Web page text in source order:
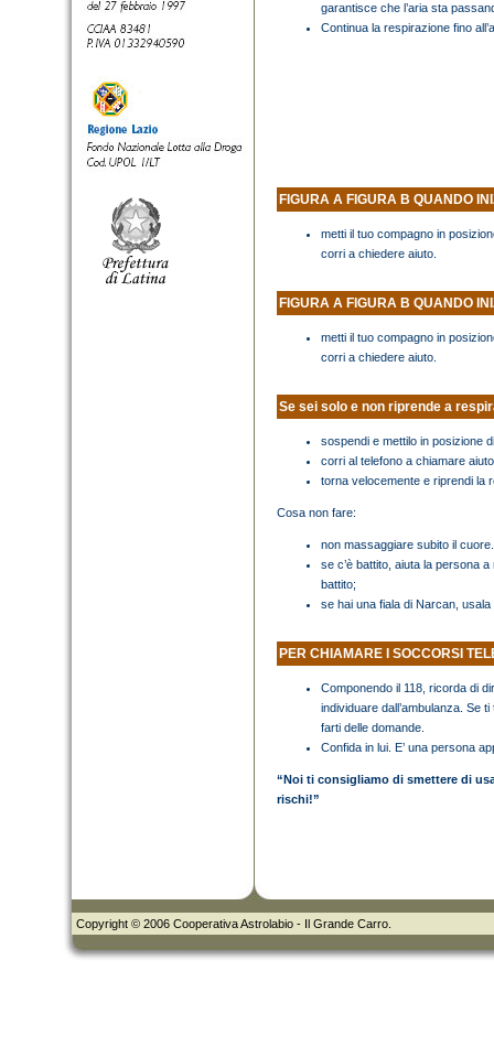
garantisce che l’aria sta
Continua la respirazione fino
FIGURA A FIGURA B QUANDO
metti il tuo compagno in
corri a chiedere aiuto.
FIGURA A FIGURA B QUANDO
metti il tuo compagno in
corri a chiedere aiuto.
Se sei solo e non riprende a
sospendi e mettilo in posizione
corri al telefono a chiamare
torna velocemente e riprendi la
Cosa non fare:
non massaggiare subito il
se c’è battito, aiuta la persona
battito;
se hai una fiala di Narcan,
PER CHIAMARE I SOCCORSI
Componendo il 118, ricorda di
individuare dall’ambulanza. Se
farti delle domande.
Confida in lui. E’ una persona
“Noi ti consigliamo di smettere di
rischi!”
Copyright © 2006 Cooperativa Astrolabio - Il Grande Carro.